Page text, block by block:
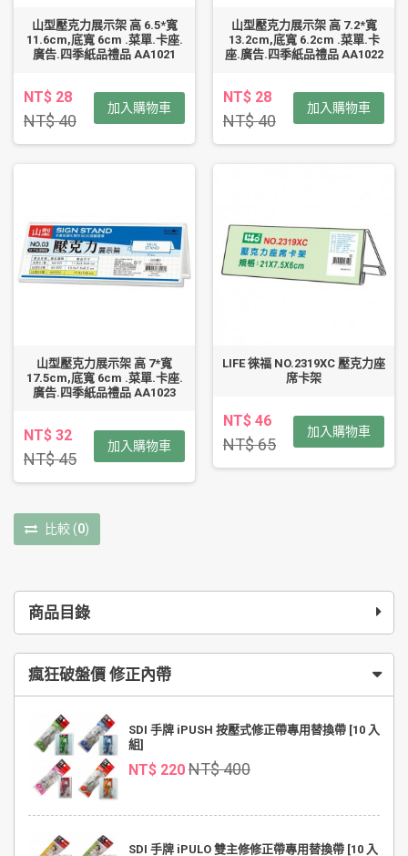
商品目錄
瘋狂破盤價 修正內帶
SDI 手牌 iPUSH 按壓式修正帶專用替換帶 [10 入
組]
NT$ 220 NT$ 400
SDI 手牌 iPULO 雙主修修正帶專用替換帶 [10 入
山型壓克力展示架 高 6.5*寬
11.6cm,底寬 6cm .菜單.卡座.
廣告.四季紙品禮品 AA1021
NT$ 28
NT$ 40
加入購物車
山型壓克力展示架 高 7.2*寬
13.2cm,底寬 6.2cm .菜單.卡
座.廣告.四季紙品禮品 AA1022
NT$ 28
NT$ 40
加入購物車
山型壓克力展示架 高 7*寬
17.5cm,底寬 6cm .菜單.卡座.
廣告.四季紙品禮品 AA1023
NT$ 32
NT$ 45
加入購物車
LIFE 徠福 NO.2319XC 壓克力座
席卡架
NT$ 46
NT$ 65
加入購物車
比較 (0)